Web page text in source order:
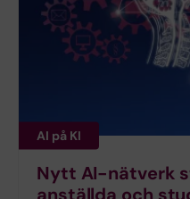
AI på KI
Nytt AI-nätverk